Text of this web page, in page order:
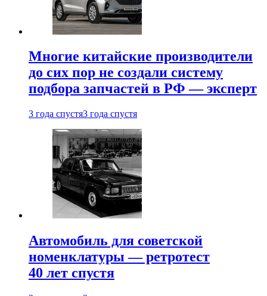
Многие китайские производители
до сих пор не создали систему
подбора запчастей в РФ — эксперт
3 года спустя3 года спустя
Автомобиль для советской
номенклатуры — ретротест
40 лет спустя